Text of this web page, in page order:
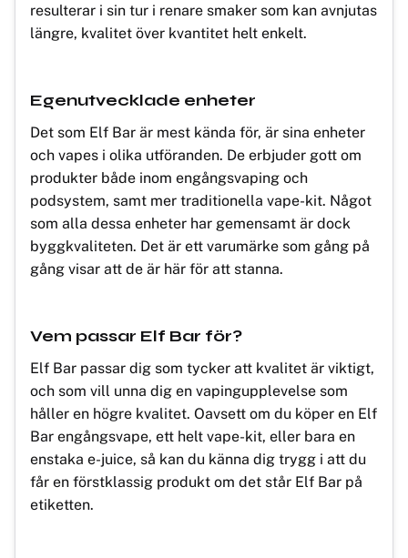
resulterar i sin tur i renare smaker som kan avnjutas
längre, kvalitet över kvantitet helt enkelt.
Egenutvecklade enheter
Det som Elf Bar är mest kända för, är sina enheter
och vapes i olika utföranden. De erbjuder gott om
produkter både inom engångsvaping och
podsystem, samt mer traditionella vape-kit. Något
som alla dessa enheter har gemensamt är dock
byggkvaliteten. Det är ett varumärke som gång på
gång visar att de är här för att stanna.
Vem passar Elf Bar för?
Elf Bar passar dig som tycker att kvalitet är viktigt,
och som vill unna dig en vapingupplevelse som
håller en högre kvalitet. Oavsett om du köper en Elf
Bar engångsvape, ett helt vape-kit, eller bara en
enstaka e-juice, så kan du känna dig trygg i att du
får en förstklassig produkt om det står Elf Bar på
etiketten.